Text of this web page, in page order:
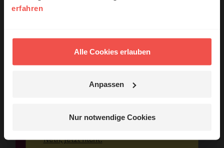
erfahren
Alle Cookies erlauben
Anpassen
Nur notwendige Cookies
ihre Kirche
Justus Geilhufe
entdecken
Nein, jetzt nicht.